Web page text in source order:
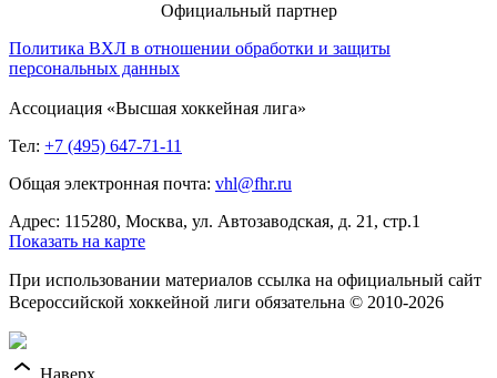
Официальный партнер
Политика ВХЛ в отношении обработки и защиты
персональных данных
Ассоциация «Высшая хоккейная лига»
Тел: +7 (495) 647-71-11
Общая электронная почта: vhl@fhr.ru
Адрес: 115280, Москва, ул. Автозаводская, д. 21, стр.1
Показать на карте
При использовании материалов ссылка на официальный сайт
Всероссийской хоккейной лиги обязательна © 2010-2026